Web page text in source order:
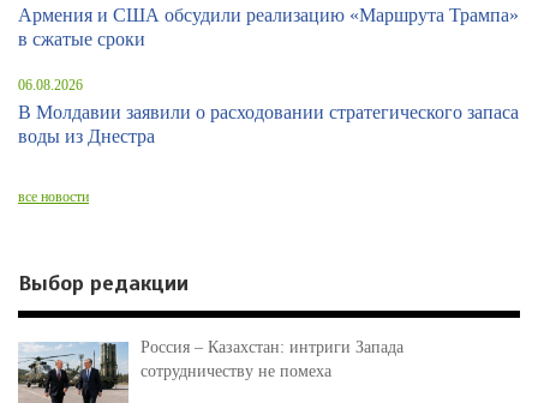
Армения и США обсудили реализацию «Маршрута Трампа»
в сжатые сроки
06.08.2026
В Молдавии заявили о расходовании стратегического запаса
воды из Днестра
все новости
Выбор редакции
Россия – Казахстан: интриги Запада
сотрудничеству не помеха